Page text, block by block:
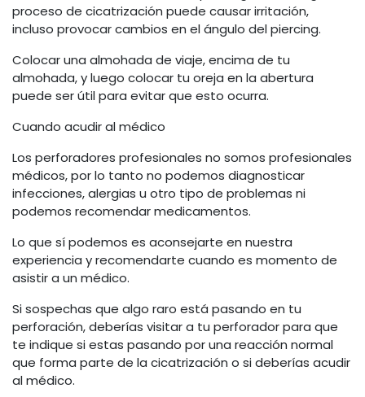
proceso de cicatrización puede causar irritación,
incluso provocar cambios en el ángulo del piercing.
Colocar una almohada de viaje, encima de tu
almohada, y luego colocar tu oreja en la abertura
puede ser útil para evitar que esto ocurra.
Cuando acudir al médico
Los perforadores profesionales no somos profesionales
médicos, por lo tanto no podemos diagnosticar
infecciones, alergias u otro tipo de problemas ni
podemos recomendar medicamentos.
Lo que sí podemos es aconsejarte en nuestra
experiencia y recomendarte cuando es momento de
asistir a un médico.
Si sospechas que algo raro está pasando en tu
perforación, deberías visitar a tu perforador para que
te indique si estas pasando por una reacción normal
que forma parte de la cicatrización o si deberías acudir
al médico.